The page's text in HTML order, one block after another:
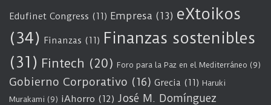
Edufinet Congress (11) Empresa (13) eXtoikos
(34) Finanzas (11) Finanzas sostenibles
(31) Fintech (20) Foro para la Paz en el Mediterráneo (9)
Gobierno Corporativo (16) Grecia (11) Haruki
Murakami (9) iAhorro (12) José M. Domínguez